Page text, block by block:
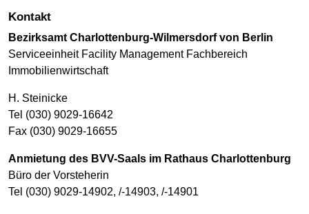
Kontakt
Bezirksamt Charlottenburg-Wilmersdorf von Berlin
Serviceeinheit Facility Management Fachbereich
Immobilienwirtschaft
H. Steinicke
Tel (030) 9029-16642
Fax (030) 9029-16655
Anmietung des BVV-Saals im Rathaus Charlottenburg
Büro der Vorsteherin
Tel (030) 9029-14902, /-14903, /-14901